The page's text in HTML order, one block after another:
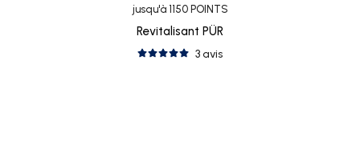
jusqu'à 1150 POINTS
Revitalisant PÜR
3 avis